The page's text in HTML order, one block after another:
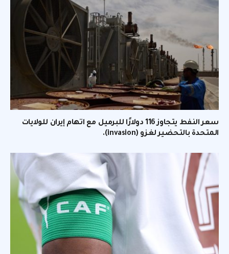
سعر النفط يتجاوز 116 دولارًا للبرميل مع اتهام إيران للولايات
المتحدة بالتحضير لغزو (invasion).